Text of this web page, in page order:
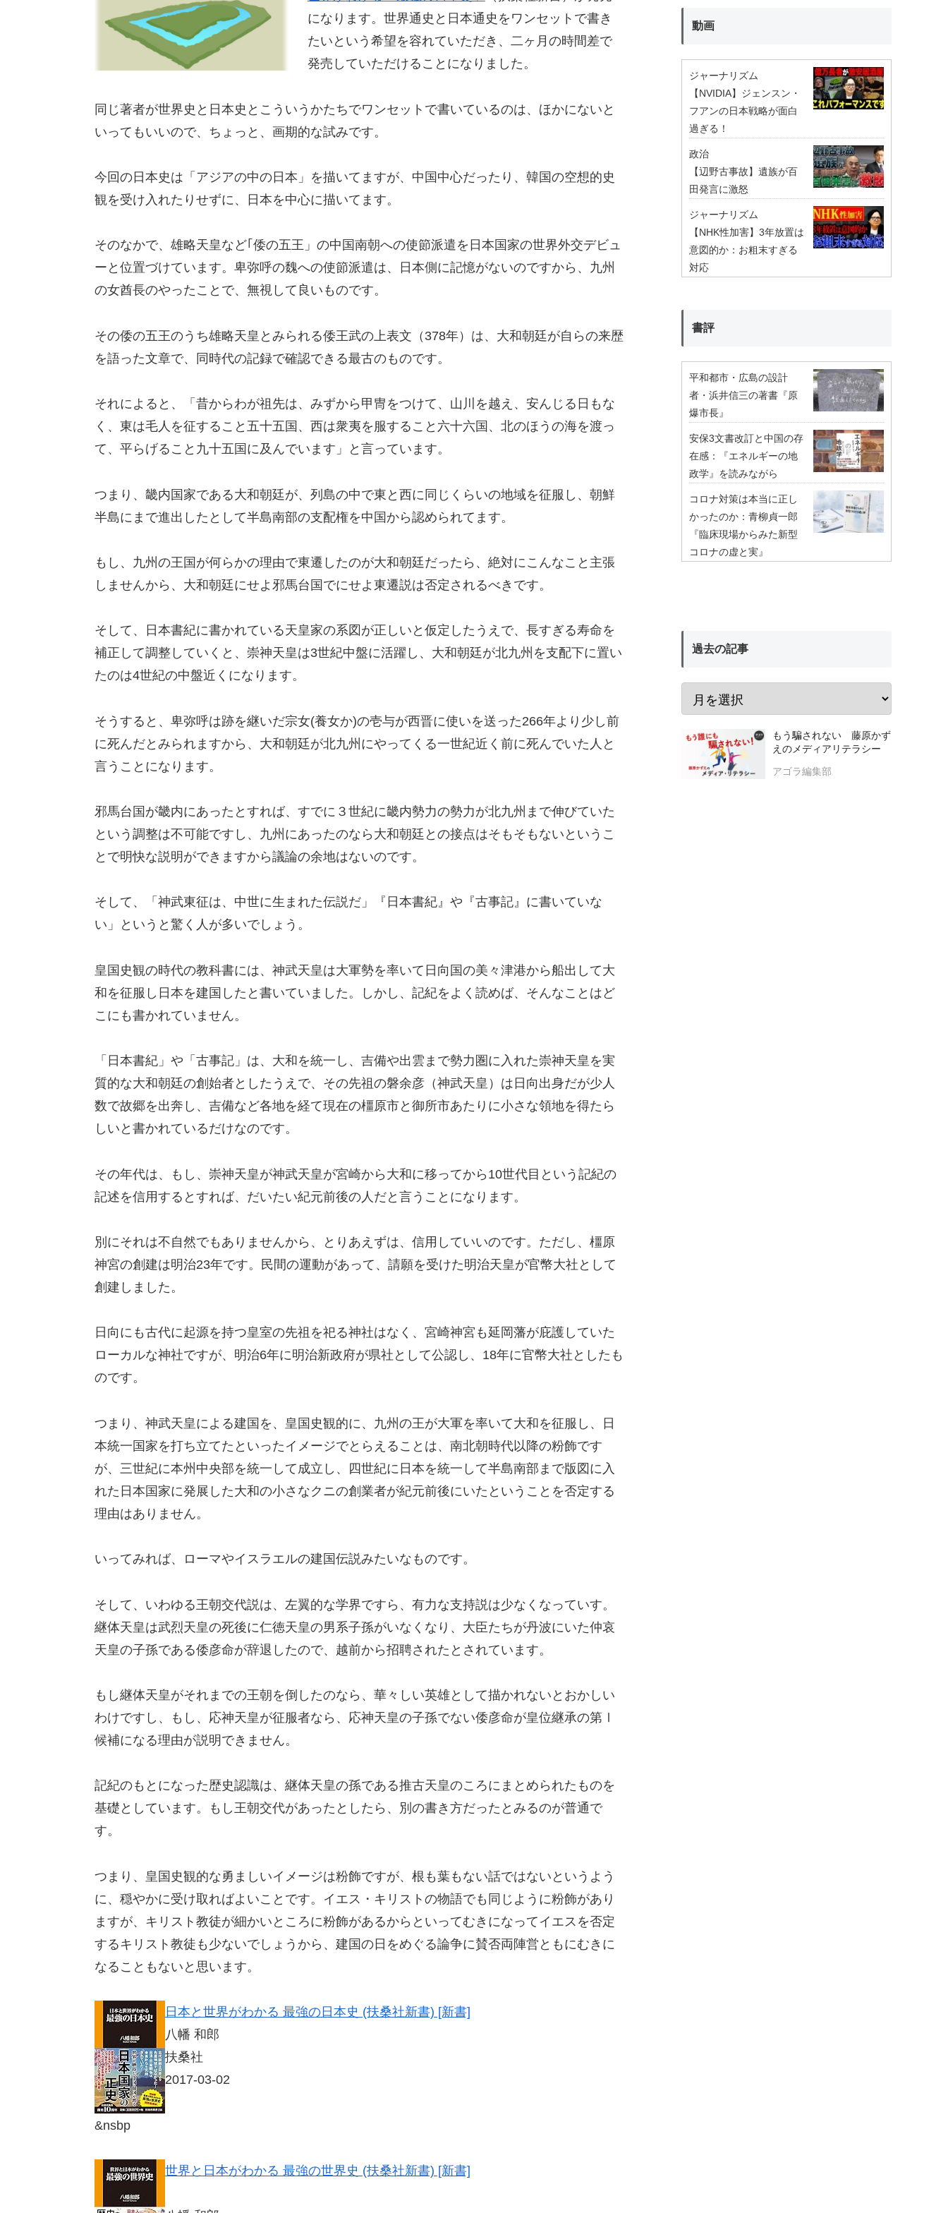
になります。世界通史と日本通史をワンセットで書き
たいという希望を容れていただき、二ヶ月の時間差で
発売していただけることになりました。
同じ著者が世界史と日本史とこういうかたちでワンセットで書いているのは、ほかにないと
いってもいいので、ちょっと、画期的な試みです。
今回の日本史は「アジアの中の日本」を描いてますが、中国中心だったり、韓国の空想的史
観を受け入れたりせずに、日本を中心に描いてます。
そのなかで、雄略天皇など｢倭の五王」の中国南朝への使節派遣を日本国家の世界外交デビュ
ーと位置づけています。卑弥呼の魏への使節派遣は、日本側に記憶がないのですから、九州
の女酋長のやったことで、無視して良いものです。
その倭の五王のうち雄略天皇とみられる倭王武の上表文（378年）は、大和朝廷が自らの来歴
を語った文章で、同時代の記録で確認できる最古のものです。
それによると、「昔からわが祖先は、みずから甲冑をつけて、山川を越え、安んじる日もな
く、東は毛人を征すること五十五国、西は衆夷を服すること六十六国、北のほうの海を渡っ
て、平らげること九十五国に及んでいます」と言っています。
つまり、畿内国家である大和朝廷が、列島の中で東と西に同じくらいの地域を征服し、朝鮮
半島にまで進出したとして半島南部の支配権を中国から認められてます。
もし、九州の王国が何らかの理由で東遷したのが大和朝廷だったら、絶対にこんなこと主張
しませんから、大和朝廷にせよ邪馬台国でにせよ東遷説は否定されるべきです。
そして、日本書紀に書かれている天皇家の系図が正しいと仮定したうえで、長すぎる寿命を
補正して調整していくと、崇神天皇は3世紀中盤に活躍し、大和朝廷が北九州を支配下に置い
たのは4世紀の中盤近くになります。
そうすると、卑弥呼は跡を継いだ宗女(養女か)の壱与が西晋に使いを送った266年より少し前
に死んだとみられますから、大和朝廷が北九州にやってくる一世紀近く前に死んでいた人と
言うことになります。
邪馬台国が畿内にあったとすれば、すでに３世紀に畿内勢力の勢力が北九州まで伸びていた
という調整は不可能ですし、九州にあったのなら大和朝廷との接点はそもそもないというこ
とで明快な説明ができますから議論の余地はないのです。
そして、「神武東征は、中世に生まれた伝説だ」『日本書紀』や『古事記』に書いていな
い」というと驚く人が多いでしょう。
皇国史観の時代の教科書には、神武天皇は大軍勢を率いて日向国の美々津港から船出して大
和を征服し日本を建国したと書いていました。しかし、記紀をよく読めば、そんなことはど
こにも書かれていません。
「日本書紀」や「古事記」は、大和を統一し、吉備や出雲まで勢力圏に入れた崇神天皇を実
質的な大和朝廷の創始者としたうえで、その先祖の磐余彦（神武天皇）は日向出身だが少人
数で故郷を出奔し、吉備など各地を経て現在の橿原市と御所市あたりに小さな領地を得たら
しいと書かれているだけなのです。
その年代は、もし、崇神天皇が神武天皇が宮崎から大和に移ってから10世代目という記紀の
記述を信用するとすれば、だいたい紀元前後の人だと言うことになります。
別にそれは不自然でもありませんから、とりあえずは、信用していいのです。ただし、橿原
神宮の創建は明治23年です。民間の運動があって、請願を受けた明治天皇が官幣大社として
創建しました。
日向にも古代に起源を持つ皇室の先祖を祀る神社はなく、宮崎神宮も延岡藩が庇護していた
ローカルな神社ですが、明治6年に明治新政府が県社として公認し、18年に官幣大社としたも
のです。
つまり、神武天皇による建国を、皇国史観的に、九州の王が大軍を率いて大和を征服し、日
本統一国家を打ち立てたといったイメージでとらえることは、南北朝時代以降の粉飾です
が、三世紀に本州中央部を統一して成立し、四世紀に日本を統一して半島南部まで版図に入
れた日本国家に発展した大和の小さなクニの創業者が紀元前後にいたということを否定する
理由はありません。
いってみれば、ローマやイスラエルの建国伝説みたいなものです。
そして、いわゆる王朝交代説は、左翼的な学界ですら、有力な支持説は少なくなっていす。
継体天皇は武烈天皇の死後に仁徳天皇の男系子孫がいなくなり、大臣たちが丹波にいた仲哀
天皇の子孫である倭彦命が辞退したので、越前から招聘されたとされています。
もし継体天皇がそれまでの王朝を倒したのなら、華々しい英雄として描かれないとおかしい
わけですし、もし、応神天皇が征服者なら、応神天皇の子孫でない倭彦命が皇位継承の第Ⅰ
候補になる理由が説明できません。
記紀のもとになった歴史認識は、継体天皇の孫である推古天皇のころにまとめられたものを
基礎としています。もし王朝交代があったとしたら、別の書き方だったとみるのが普通で
す。
つまり、皇国史観的な勇ましいイメージは粉飾ですが、根も葉もない話ではないというよう
に、穏やかに受け取ればよいことです。イエス・キリストの物語でも同じように粉飾があり
ますが、キリスト教徒が細かいところに粉飾があるからといってむきになってイエスを否定
するキリスト教徒も少ないでしょうから、建国の日をめぐる論争に賛否両陣営ともにむきに
なることもないと思います。
日本と世界がわかる 最強の日本史 (扶桑社新書) [新書]
八幡 和郎
扶桑社
2017-03-02
&nsbp
世界と日本がわかる 最強の世界史 (扶桑社新書) [新書]
動画
ジャーナリズム
【NVIDIA】ジェンスン・
フアンの日本戦略が面白
過ぎる！
政治
【辺野古事故】遺族が百
田発言に激怒
ジャーナリズム
【NHK性加害】3年放置は
意図的か：お粗末すぎる
対応
書評
平和都市・広島の設計
者・浜井信三の著書『原
爆市長』
安保3文書改訂と中国の存
在感：『エネルギーの地
政学』を読みながら
コロナ対策は本当に正し
かったのか：青柳貞一郎
『臨床現場からみた新型
コロナの虚と実』
過去の記事
もう騙されない 藤原かず
えのメディアリテラシー
アゴラ編集部